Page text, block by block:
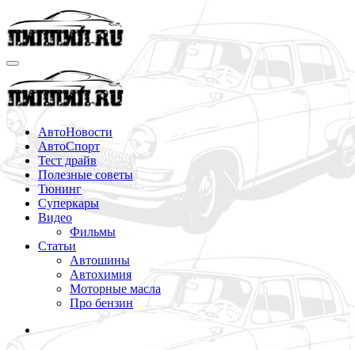
Перейти
к
содержимому
АвтоНовости
АвтоСпорт
Тест драйв
Полезные советы
Тюнинг
Суперкары
Видео
Фильмы
Статьи
Автошины
Автохимия
Моторные масла
Про бензин